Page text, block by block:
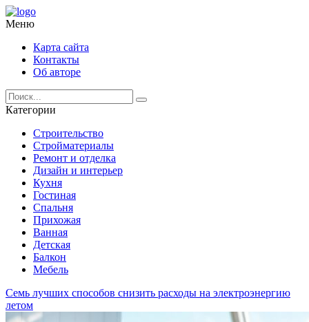
Меню
Карта сайта
Контакты
Об авторе
Категории
Строительство
Стройматериалы
Ремонт и отделка
Дизайн и интерьер
Кухня
Гостиная
Спальня
Прихожая
Ванная
Детская
Балкон
Мебель
Семь лучших способов снизить расходы на электроэнергию
летом